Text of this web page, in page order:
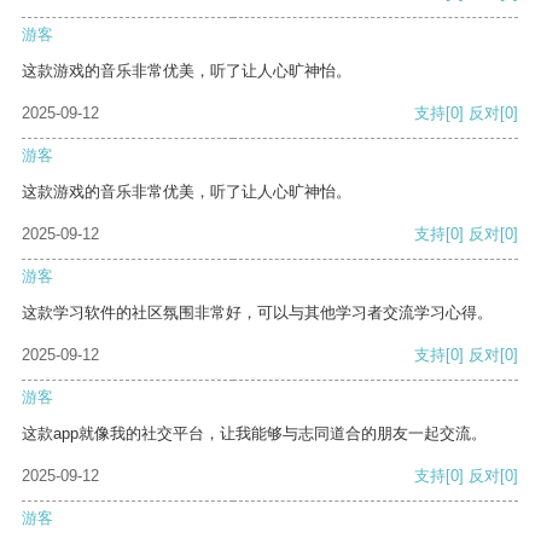
游客
这款游戏的音乐非常优美，听了让人心旷神怡。
2025-09-12 支持[0] 反对[0]
游客
这款游戏的音乐非常优美，听了让人心旷神怡。
2025-09-12 支持[0] 反对[0]
游客
这款学习软件的社区氛围非常好，可以与其他学习者交流学习心得。
2025-09-12 支持[0] 反对[0]
游客
这款app就像我的社交平台，让我能够与志同道合的朋友一起交流。
2025-09-12 支持[0] 反对[0]
游客